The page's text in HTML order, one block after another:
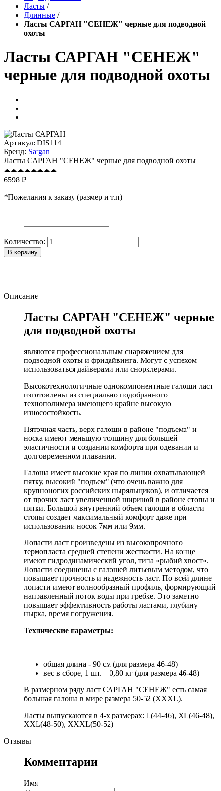
Ласты /
Длинные /
Ласты САРГАН "СЕНЕЖ" черные для подводной
охоты
Ласты САРГАН "СЕНЕЖ"
черные для подводной охоты
Артикул: DIS114
Бренд: Sargan
Ласты САРГАН "СЕНЕЖ" черные для подводной охоты
6598 ₽
*Пожелания к заказу (размер и т.п)
Количество:
В корзину
Описание
Ласты САРГАН "СЕНЕЖ" черные
для подводной охоты
являются профессиональным снаряжением для
подводной охоты и фридайвинга. Могут с успехом
использоваться дайверами или снорклерами.
Высокотехнологичные однокомпонентные галоши ласт
изготовлены из специально подобранного
технополимера имеющего крайне высокую
износостойкость.
Пяточная часть, верх галоши в районе "подъема" и
носка имеют меньшую толщину для большей
эластичности и создании комфорта при одевании и
долговременном плавании.
Галоша имеет высокие края по линии охватывающей
пятку, высокий "подъем" (что очень важно для
крупноногих российских ныряльщиков), и отличается
от прочих ласт увеличенной шириной в районе стопы и
пятки. Большой внутренний объем галоши в области
стопы создает максимальный комфорт даже при
использовании носок 7мм или 9мм.
Лопасти ласт произведены из высокопрочного
термопласта средней степени жесткости. На конце
имеют гидродинамический угол, типа «рыбий хвост».
Лопасти соединены с галошей литьевым методом, что
повышает прочность и надежность ласт. По всей длине
лопасти имеют волнообразный профиль, формирующий
направленный поток воды при гребке. Это заметно
повышает эффективность работы ластами, глубину
нырка, время погружения.
Технические параметры:
общая длина - 90 см (для размера 46-48)
вес в сборе, 1 шт. – 0,80 кг (для размера 46-48)
В размерном ряду ласт САРГАН "СЕНЕЖ" есть самая
большая галоша в мире размера 50-52 (XXXL).
Ласты выпускаются в 4-х размерах: L(44-46), XL(46-48),
XXL(48-50), XXXL(50-52)
Отзывы
Комментарии
Имя